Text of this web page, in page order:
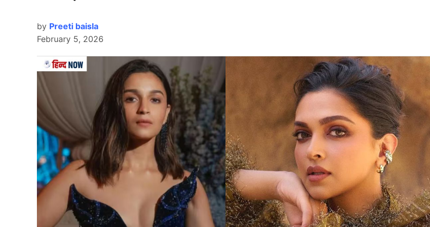
टी-20 वर्ल्ड कप 2024 में चैंपियन बनने के बाद रोहित शर्मा ने इस फॉर्मेट से संन्यास ले लिया. इसके बाद से ही देखा जा
रहा है कि सूर्यकुमार यादव लगातार टी-20 फॉर्मेट में कप्तानी करते नजर आ रहे हैं और उनकी कप्तानी में भारत ने
अभी तक कोई भी टी-20 सीरीज नहीं हारा है.
यही वजह है कि एशिया कप 2025 (ASIA CUP 2025) में भी सूर्यकुमार यादव टीम इंडिया का नेतृत्व करते नजर
by Preeti baisla
February 5, 2026